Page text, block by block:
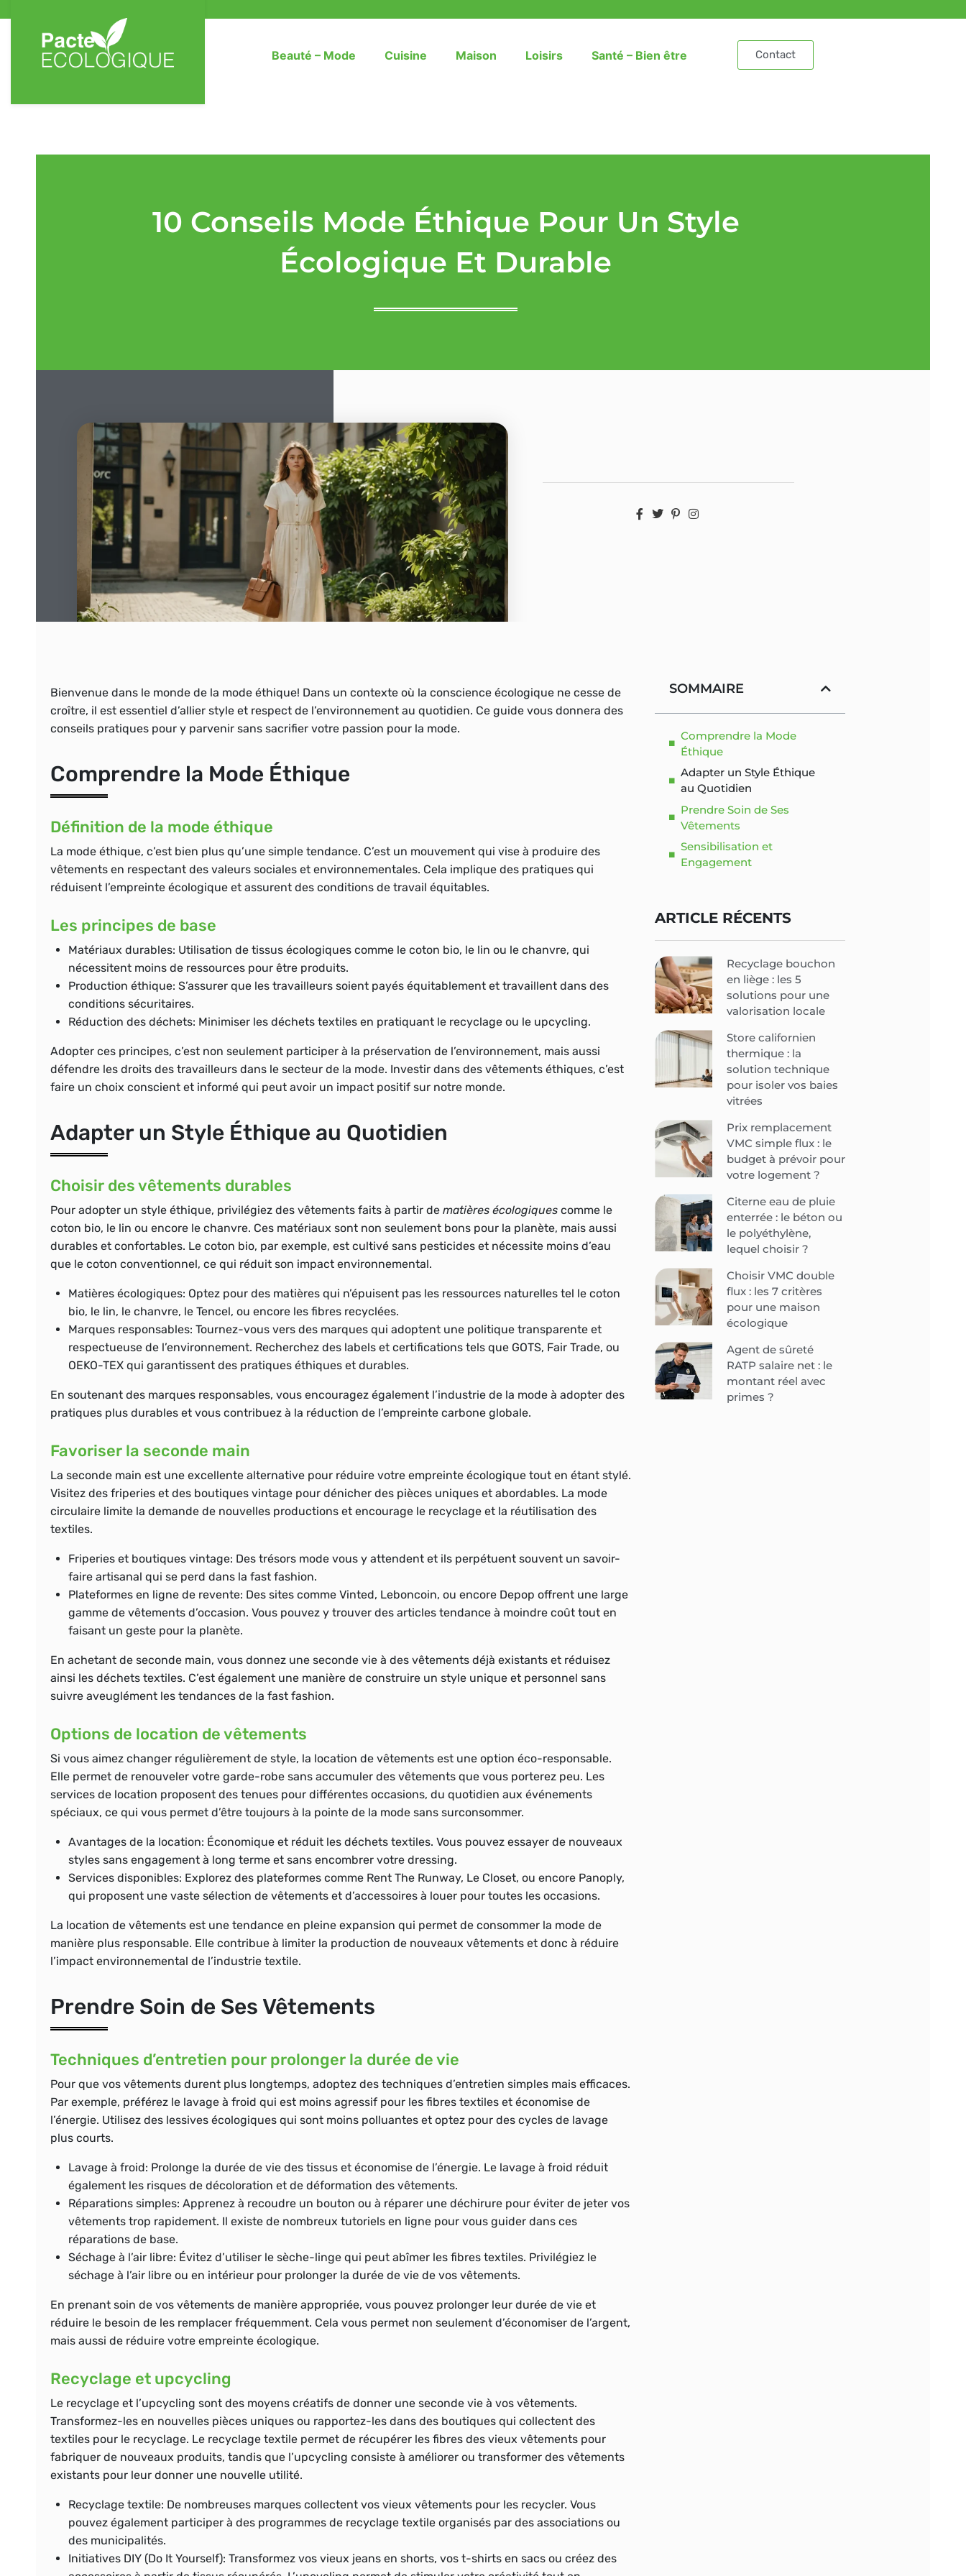
Beauté – Mode Cuisine Maison Loisirs Santé – Bien être Contact
10 Conseils Mode Éthique Pour Un Style
Écologique Et Durable
Bienvenue dans le monde de la mode éthique! Dans un contexte où la conscience écologique ne cesse de
croître, il est essentiel d’allier style et respect de l’environnement au quotidien. Ce guide vous donnera des
conseils pratiques pour y parvenir sans sacrifier votre passion pour la mode.
Comprendre la Mode Éthique
Définition de la mode éthique
La mode éthique, c’est bien plus qu’une simple tendance. C’est un mouvement qui vise à produire des
vêtements en respectant des valeurs sociales et environnementales. Cela implique des pratiques qui
réduisent l’empreinte écologique et assurent des conditions de travail équitables.
Les principes de base
Matériaux durables: Utilisation de tissus écologiques comme le coton bio, le lin ou le chanvre, qui
nécessitent moins de ressources pour être produits.
Production éthique: S’assurer que les travailleurs soient payés équitablement et travaillent dans des
conditions sécuritaires.
Réduction des déchets: Minimiser les déchets textiles en pratiquant le recyclage ou le upcycling.
Adopter ces principes, c’est non seulement participer à la préservation de l’environnement, mais aussi
défendre les droits des travailleurs dans le secteur de la mode. Investir dans des vêtements éthiques, c’est
faire un choix conscient et informé qui peut avoir un impact positif sur notre monde.
Adapter un Style Éthique au Quotidien
Choisir des vêtements durables
Pour adopter un style éthique, privilégiez des vêtements faits à partir de matières écologiques comme le
coton bio, le lin ou encore le chanvre. Ces matériaux sont non seulement bons pour la planète, mais aussi
durables et confortables. Le coton bio, par exemple, est cultivé sans pesticides et nécessite moins d’eau
que le coton conventionnel, ce qui réduit son impact environnemental.
Matières écologiques: Optez pour des matières qui n’épuisent pas les ressources naturelles tel le coton
bio, le lin, le chanvre, le Tencel, ou encore les fibres recyclées.
Marques responsables: Tournez-vous vers des marques qui adoptent une politique transparente et
respectueuse de l’environnement. Recherchez des labels et certifications tels que GOTS, Fair Trade, ou
OEKO-TEX qui garantissent des pratiques éthiques et durables.
En soutenant des marques responsables, vous encouragez également l’industrie de la mode à adopter des
pratiques plus durables et vous contribuez à la réduction de l’empreinte carbone globale.
Favoriser la seconde main
La seconde main est une excellente alternative pour réduire votre empreinte écologique tout en étant stylé.
Visitez des friperies et des boutiques vintage pour dénicher des pièces uniques et abordables. La mode
circulaire limite la demande de nouvelles productions et encourage le recyclage et la réutilisation des
textiles.
Friperies et boutiques vintage: Des trésors mode vous y attendent et ils perpétuent souvent un savoir-
faire artisanal qui se perd dans la fast fashion.
Plateformes en ligne de revente: Des sites comme Vinted, Leboncoin, ou encore Depop offrent une large
gamme de vêtements d’occasion. Vous pouvez y trouver des articles tendance à moindre coût tout en
faisant un geste pour la planète.
En achetant de seconde main, vous donnez une seconde vie à des vêtements déjà existants et réduisez
ainsi les déchets textiles. C’est également une manière de construire un style unique et personnel sans
suivre aveuglément les tendances de la fast fashion.
Options de location de vêtements
Si vous aimez changer régulièrement de style, la location de vêtements est une option éco-responsable.
Elle permet de renouveler votre garde-robe sans accumuler des vêtements que vous porterez peu. Les
services de location proposent des tenues pour différentes occasions, du quotidien aux événements
spéciaux, ce qui vous permet d’être toujours à la pointe de la mode sans surconsommer.
Avantages de la location: Économique et réduit les déchets textiles. Vous pouvez essayer de nouveaux
styles sans engagement à long terme et sans encombrer votre dressing.
Services disponibles: Explorez des plateformes comme Rent The Runway, Le Closet, ou encore Panoply,
qui proposent une vaste sélection de vêtements et d’accessoires à louer pour toutes les occasions.
La location de vêtements est une tendance en pleine expansion qui permet de consommer la mode de
manière plus responsable. Elle contribue à limiter la production de nouveaux vêtements et donc à réduire
l’impact environnemental de l’industrie textile.
Prendre Soin de Ses Vêtements
Techniques d’entretien pour prolonger la durée de vie
Pour que vos vêtements durent plus longtemps, adoptez des techniques d’entretien simples mais efficaces.
Par exemple, préférez le lavage à froid qui est moins agressif pour les fibres textiles et économise de
l’énergie. Utilisez des lessives écologiques qui sont moins polluantes et optez pour des cycles de lavage
plus courts.
Lavage à froid: Prolonge la durée de vie des tissus et économise de l’énergie. Le lavage à froid réduit
également les risques de décoloration et de déformation des vêtements.
Réparations simples: Apprenez à recoudre un bouton ou à réparer une déchirure pour éviter de jeter vos
vêtements trop rapidement. Il existe de nombreux tutoriels en ligne pour vous guider dans ces
réparations de base.
Séchage à l’air libre: Évitez d’utiliser le sèche-linge qui peut abîmer les fibres textiles. Privilégiez le
séchage à l’air libre ou en intérieur pour prolonger la durée de vie de vos vêtements.
En prenant soin de vos vêtements de manière appropriée, vous pouvez prolonger leur durée de vie et
réduire le besoin de les remplacer fréquemment. Cela vous permet non seulement d’économiser de l’argent,
mais aussi de réduire votre empreinte écologique.
Recyclage et upcycling
Le recyclage et l’upcycling sont des moyens créatifs de donner une seconde vie à vos vêtements.
Transformez-les en nouvelles pièces uniques ou rapportez-les dans des boutiques qui collectent des
textiles pour le recyclage. Le recyclage textile permet de récupérer les fibres des vieux vêtements pour
fabriquer de nouveaux produits, tandis que l’upcycling consiste à améliorer ou transformer des vêtements
existants pour leur donner une nouvelle utilité.
Recyclage textile: De nombreuses marques collectent vos vieux vêtements pour les recycler. Vous
pouvez également participer à des programmes de recyclage textile organisés par des associations ou
des municipalités.
Initiatives DIY (Do It Yourself): Transformez vos vieux jeans en shorts, vos t-shirts en sacs ou créez des
SOMMAIRE
Comprendre la Mode
Éthique
Adapter un Style Éthique
au Quotidien
Prendre Soin de Ses
Vêtements
Sensibilisation et
Engagement
ARTICLE RÉCENTS
Recyclage bouchon
en liège : les 5
solutions pour une
valorisation locale
Store californien
thermique : la
solution technique
pour isoler vos baies
vitrées
Prix remplacement
VMC simple flux : le
budget à prévoir pour
votre logement ?
Citerne eau de pluie
enterrée : le béton ou
le polyéthylène,
lequel choisir ?
Choisir VMC double
flux : les 7 critères
pour une maison
écologique
Agent de sûreté
RATP salaire net : le
montant réel avec
primes ?